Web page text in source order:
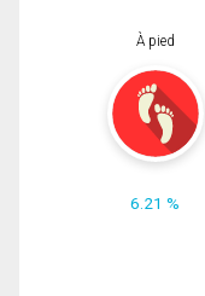
À pied
6.21 %